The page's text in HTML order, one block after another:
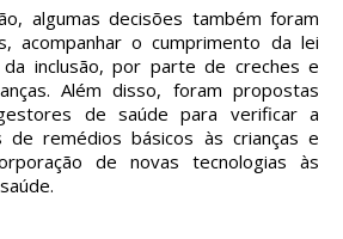
algumas decisões também foram
acompanhar o cumprimento da lei
inclusão, por parte de creches e
Além disso, foram propostas
de saúde para verificar a
remédios básicos às crianças e
de novas tecnologias às